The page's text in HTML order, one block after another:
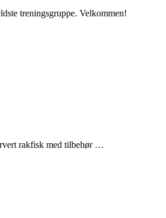
treningsgruppe. Velkommen!
rakfisk med tilbehør …